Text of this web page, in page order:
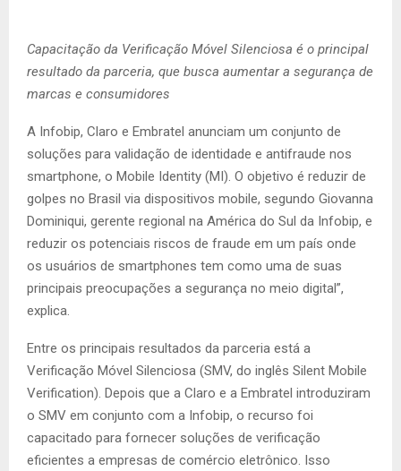
Capacitação da Verificação Móvel Silenciosa é o principal
resultado da parceria, que busca aumentar a segurança de
marcas e consumidores
A Infobip, Claro e Embratel anunciam um conjunto de
soluções para validação de identidade e antifraude nos
smartphone, o Mobile Identity (MI). O objetivo é reduzir de
golpes no Brasil via dispositivos mobile, segundo Giovanna
Dominiqui, gerente regional na América do Sul da Infobip, e
reduzir os potenciais riscos de fraude em um país onde
os usuários de smartphones tem como uma de suas
principais preocupações a segurança no meio digital”,
explica.
Entre os principais resultados da parceria está a
Verificação Móvel Silenciosa (SMV, do inglês Silent Mobile
Verification). Depois que a Claro e a Embratel introduziram
o SMV em conjunto com a Infobip, o recurso foi
capacitado para fornecer soluções de verificação
eficientes a empresas de comércio eletrônico. Isso